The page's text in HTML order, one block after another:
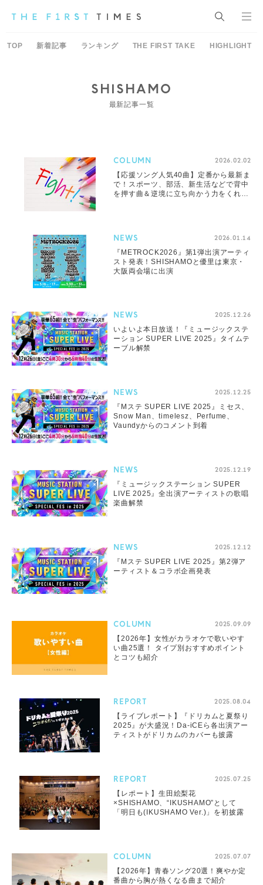
TOP 新着記事 ランキング THE FIRST TAKE HIGHLIGHT
SHISHAMO
最新記事一覧
COLUMN 2026.02.02
【応援ソング人気40曲】定番から最新ま
で！スポーツ、部活、新生活などで背中
を押す曲＆逆境に立ち向かう力をくれる
NEWS 2026.01.14
『METROCK2026』第1弾出演アーティ
スト発表！SHISHAMOと優里は東京・
大阪両会場に出演
NEWS 2025.12.26
いよいよ本日放送！『ミュージックステ
ーション SUPER LIVE 2025』タイムテ
ーブル解禁
NEWS 2025.12.25
『Mステ SUPER LIVE 2025』ミセス、
Snow Man、timelesz、Perfume、
Vaundyからのコメント到着
NEWS 2025.12.19
『ミュージックステーション SUPER
LIVE 2025』全出演アーティストの歌唱
楽曲解禁
NEWS 2025.12.12
『Mステ SUPER LIVE 2025』第2弾ア
ーティスト＆コラボ企画発表
COLUMN 2025.09.09
【2026年】女性がカラオケで歌いやす
い曲25選！ タイプ別おすすめポイント
とコツも紹介
REPORT 2025.08.04
【ライブレポート】『ドリカムと夏祭り
2025』が大盛況！Da-iCEら各出演アー
ティストがドリカムのカバーも披露
REPORT 2025.07.25
【レポート】生田絵梨花
×SHISHAMO、“IKUSHAMO”として
「明日も(IKUSHAMO Ver.)」を初披露
COLUMN 2025.07.07
【2026年】青春ソング20選！爽やか定
番曲から胸が熱くなる曲まで紹介